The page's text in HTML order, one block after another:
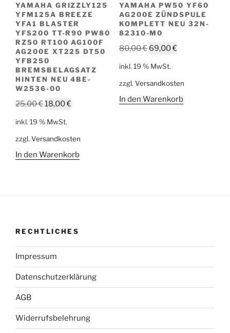
YAMAHA GRIZZLY125
YFM125A BREEZE
YFA1 BLASTER
YFS200 TT-R90 PW80
RZ50 RT100 AG100F
AG200E XT225 DT50
YFB250
BREMSBELAGSATZ
HINTEN NEU 4BE-
W2536-00
25,00€Ursprünglicher
25,00 €
18,00€Aktueller
18,00 €.
inkl. 19 % MwSt.
zzgl. Versandkosten
In den Warenkorb
YAMAHA PW50 YF60
AG200E ZÜNDSPULE
KOMPLETT NEU 32N-
82310-M0
80,00€ Ursprünglicher
80,00 €
69,00€Aktueller
69,00 €.
inkl. 19 % MwSt.
zzgl. Versandkosten
In den Warenkorb
RECHTLICHES
Impressum
Datenschutzerklärung
AGB
Widerrufsbelehrung